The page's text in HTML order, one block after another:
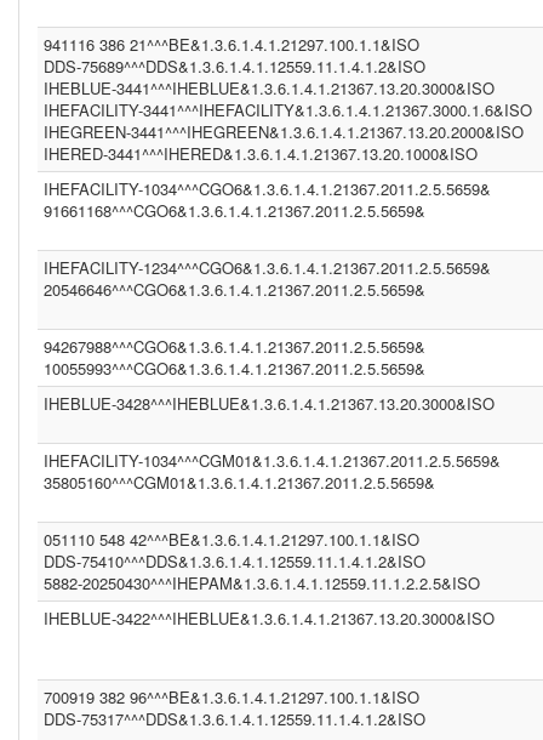
MRZ (1.3.6.1.4.1.12559.11.1.4.1.2)
PIS ()
IHEPAM (1.3.6.1.4.1.12559.11.1.2.2.5)
IM1 (1.3.6.1.4.1.21367.13.20.1000)
(1.3.6.1.4.1.21367.2011.2.5.5524)
WBC (1.3.6.1.4.1.12559.11.1.4.1.2)
(1.2.840.114350.1.13.99998.8734)
PCP (1.101)
CGO3 (1.3.6.1.4.1.21367.2011.2.5.5611)
CGO6 (1.3.6.1.4.1.21367.2011.2.5.5659)
BE (1.3.6.1.4.1.21297.100.1.1)
FR (1.2.250.1.213.1.4.2)
(1.2.9.8.7)
(2.16.840.1.113883.13.37)
ASIP-SANTE-INS-C (1.2.250.1.213.1.4.2)
BE (UNKNOWN)
DDS23 (1.3.6.1.4.1.12559.11.1.4.1.2)
PCP (2.16.840.1.113883.3.109.2.0.1.2.1.100)
IT (2.16.840.1.113883.2.9.4.3.2)
1.3.6.1.4.1.21367.2011.2.5.5659 (1.3.6.1.4.1.21367.2011.2.5.5659)
CPAGE (1.2.250.1.211.10.200.2)
NIST2010-3 (2.16.840.1.113883.3.72.5.9.3)
(2.16.840.1.113883.4.1)
DDS (1.3.6.1.4.1.12559.11.1.4.1.2)
CGOT (1.2.40.0.10.1.6.1.1.1.001.1.1.3.1)
CGEU (1.3.6.1.4.1.21367.2011.2.5.5597)
1.3.6.1.4.1.21367.2011.2.5.5394 (1.3.6.1.4.1.21367.2011.2.5.5659)
COROLAR (1.3.6.1.4.1.21367.13.20.242)
(2.16.840.1.113883.13.230)
941116 386 21^^^BE&1.3.6.1.4.1.21297.100.1.1&ISO
DDS-75689^^^DDS&1.3.6.1.4.1.12559.11.1.4.1.2&ISO
IHEBLUE-3441^^^IHEBLUE&1.3.6.1.4.1.21367.13.20.3000&ISO
IHEFACILITY-3441^^^IHEFACILITY&1.3.6.1.4.1.21367.3000.1.6&ISO
IHEGREEN-3441^^^IHEGREEN&1.3.6.1.4.1.21367.13.20.2000&ISO
IHERED-3441^^^IHERED&1.3.6.1.4.1.21367.13.20.1000&ISO
IHEFACILITY-1034^^^CGO6&1.3.6.1.4.1.21367.2011.2.5.5659&
91661168^^^CGO6&1.3.6.1.4.1.21367.2011.2.5.5659&
IHEFACILITY-1234^^^CGO6&1.3.6.1.4.1.21367.2011.2.5.5659&
20546646^^^CGO6&1.3.6.1.4.1.21367.2011.2.5.5659&
94267988^^^CGO6&1.3.6.1.4.1.21367.2011.2.5.5659&
10055993^^^CGO6&1.3.6.1.4.1.21367.2011.2.5.5659&
IHEBLUE-3428^^^IHEBLUE&1.3.6.1.4.1.21367.13.20.3000&ISO
IHEFACILITY-1034^^^CGM01&1.3.6.1.4.1.21367.2011.2.5.5659&
35805160^^^CGM01&1.3.6.1.4.1.21367.2011.2.5.5659&
051110 548 42^^^BE&1.3.6.1.4.1.21297.100.1.1&ISO
DDS-75410^^^DDS&1.3.6.1.4.1.12559.11.1.4.1.2&ISO
5882-20250430^^^IHEPAM&1.3.6.1.4.1.12559.11.1.2.2.5&ISO
IHEBLUE-3422^^^IHEBLUE&1.3.6.1.4.1.21367.13.20.3000&ISO
700919 382 96^^^BE&1.3.6.1.4.1.21297.100.1.1&ISO
DDS-75317^^^DDS&1.3.6.1.4.1.12559.11.1.4.1.2&ISO